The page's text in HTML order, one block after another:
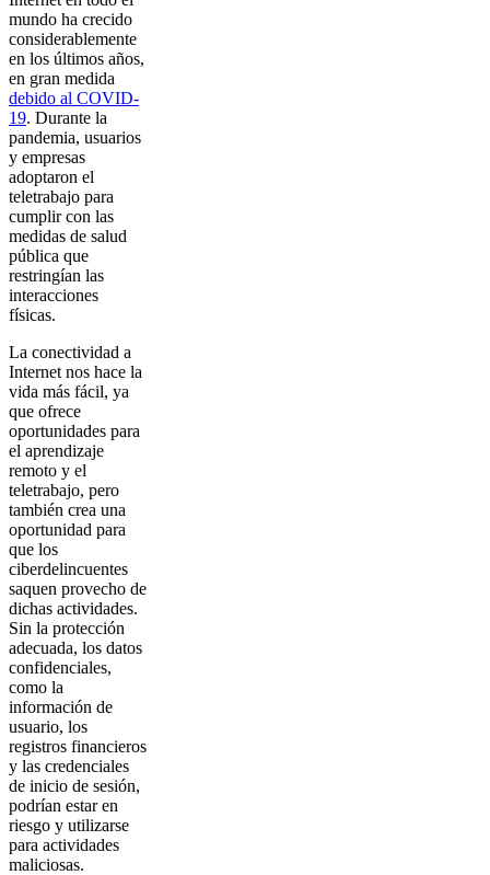
mundo ha crecido
considerablemente
en los últimos años,
en gran medida
debido al COVID-
19. Durante la
pandemia, usuarios
y empresas
adoptaron el
teletrabajo para
cumplir con las
medidas de salud
pública que
restringían las
interacciones
físicas.
La conectividad a
Internet nos hace la
vida más fácil, ya
que ofrece
oportunidades para
el aprendizaje
remoto y el
teletrabajo, pero
también crea una
oportunidad para
que los
ciberdelincuentes
saquen provecho de
dichas actividades.
Sin la protección
adecuada, los datos
confidenciales,
como la
información de
usuario, los
registros financieros
y las credenciales
de inicio de sesión,
podrían estar en
riesgo y utilizarse
para actividades
maliciosas.